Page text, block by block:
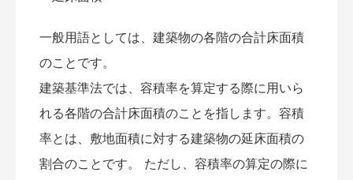
一般用語としては、建築物の各階の合計床面積
のことです。
建築基準法では、容積率を算定する際に用いら
れる各階の合計床面積のことを指します。容積
率とは、敷地面積に対する建築物の延床面積の
割合のことです。 ただし、容積率の算定の際に